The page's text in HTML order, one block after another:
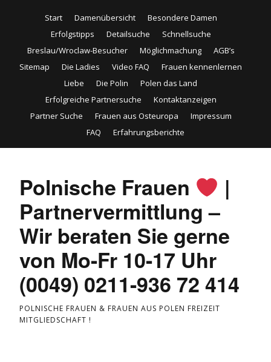
Start Damenübersicht
Besondere Damen
Erfolgstipps
Detailsuche
Schnellsuche
Breslau/Wroclaw-Besucher
Möglichmachung
AGB’s
Sitemap
Die Ladies Video FAQ
Frauen kennenlernen
Liebe
Die Polin
Polen das Land
Erfolgreiche Partnersuche
Kontaktanzeigen
Partner Suche
Frauen aus Osteuropa
Impressum
FAQ
Erfahrungsberichte
Polnische Frauen
|
Partnervermittlung –
Wir beraten Sie gerne
von Mo-Fr 10-17 Uhr
(0049) 0211-936 72 414
POLNISCHE FRAUEN & FRAUEN AUS POLEN FREIZEIT
MITGLIEDSCHAFT !